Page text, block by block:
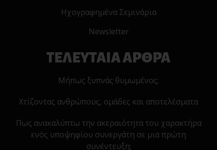
Ηχογραφημένα Σεμινάρια
Newsletter
ΤΕΛΕΥΤΑΙΑ ΑΡΘΡΑ
Μήπως ξυπνάς θυμωμένος;
Χτίζοντας ανθρώπους, ομάδες και αποτελέσματα
Πως ανακαλύπτω την ακεραιότητα του χαρακτήρα
ενός υποψηφίου συνεργάτη σε μια πρώτη
συνέντευξη;